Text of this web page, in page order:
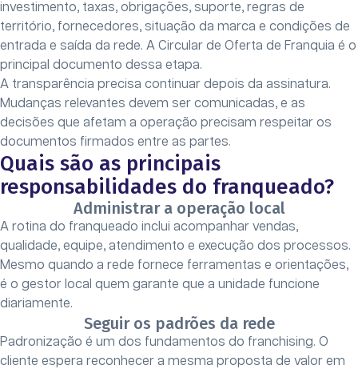
investimento, taxas, obrigações, suporte, regras de
território, fornecedores, situação da marca e condições de
entrada e saída da rede. A Circular de Oferta de Franquia é o
principal documento dessa etapa.
A transparência precisa continuar depois da assinatura.
Mudanças relevantes devem ser comunicadas, e as
decisões que afetam a operação precisam respeitar os
documentos firmados entre as partes.
Quais são as principais
responsabilidades do franqueado?
Administrar a operação local
A rotina do franqueado inclui acompanhar vendas,
qualidade, equipe, atendimento e execução dos processos.
Mesmo quando a rede fornece ferramentas e orientações,
é o gestor local quem garante que a unidade funcione
diariamente.
Seguir os padrões da rede
Padronização é um dos fundamentos do franchising. O
cliente espera reconhecer a mesma proposta de valor em